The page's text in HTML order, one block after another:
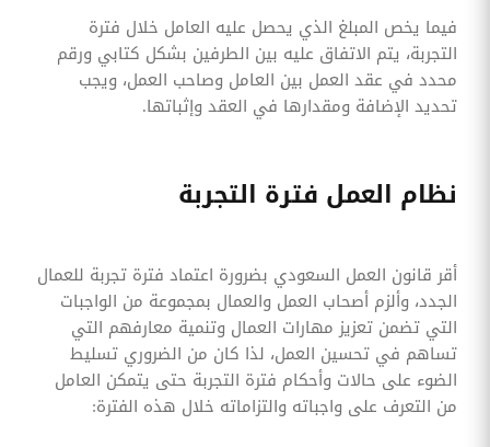
فيما يخص المبلغ الذي يحصل عليه العامل خلال فترة
التجربة، يتم الاتفاق عليه بين الطرفين بشكل كتابي ورقم
محدد في عقد العمل بين العامل وصاحب العمل، ويجب
تحديد الإضافة ومقدارها في العقد وإثباتها.
نظام العمل فترة التجربة
أقر قانون العمل السعودي بضرورة اعتماد فترة تجربة للعمال
الجدد، وألزم أصحاب العمل والعمال بمجموعة من الواجبات
التي تضمن تعزيز مهارات العمال وتنمية معارفهم التي
تساهم في تحسين العمل، لذا كان من الضروري تسليط
الضوء على حالات وأحكام فترة التجربة حتى يتمكن العامل
من التعرف على واجباته والتزاماته خلال هذه الفترة: